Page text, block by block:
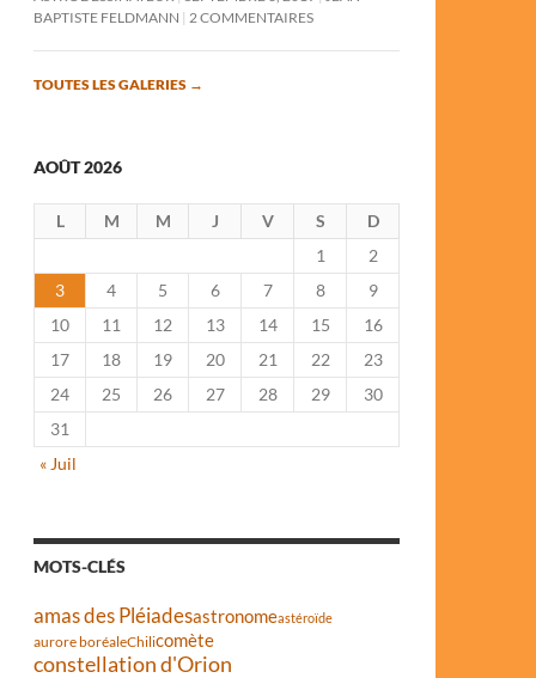
BAPTISTE FELDMANN
2 COMMENTAIRES
TOUTES LES GALERIES →
AOÛT 2026
L M M J V S
D
1
2
3
4 5 6 7 8
9
10
11 12 13 14 15
16
17
18 19 20 21 22
23
24
25 26 27 28 29
30
31
« Juil
MOTS-CLÉS
amas des Pléiadesastronomeastéroïde
aurore boréaleChilicomète
constellation d'Orion